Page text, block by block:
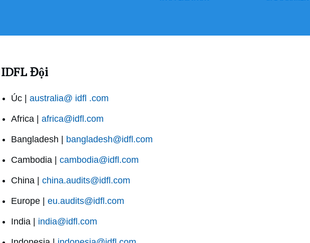
IDFL Đội
Úc | australia@ idfl .com
Africa | africa@idfl.com
Bangladesh | bangladesh@idfl.com
Cambodia | cambodia@idfl.com
China | china.audits@idfl.com
Europe | eu.audits@idfl.com
India | india@idfl.com